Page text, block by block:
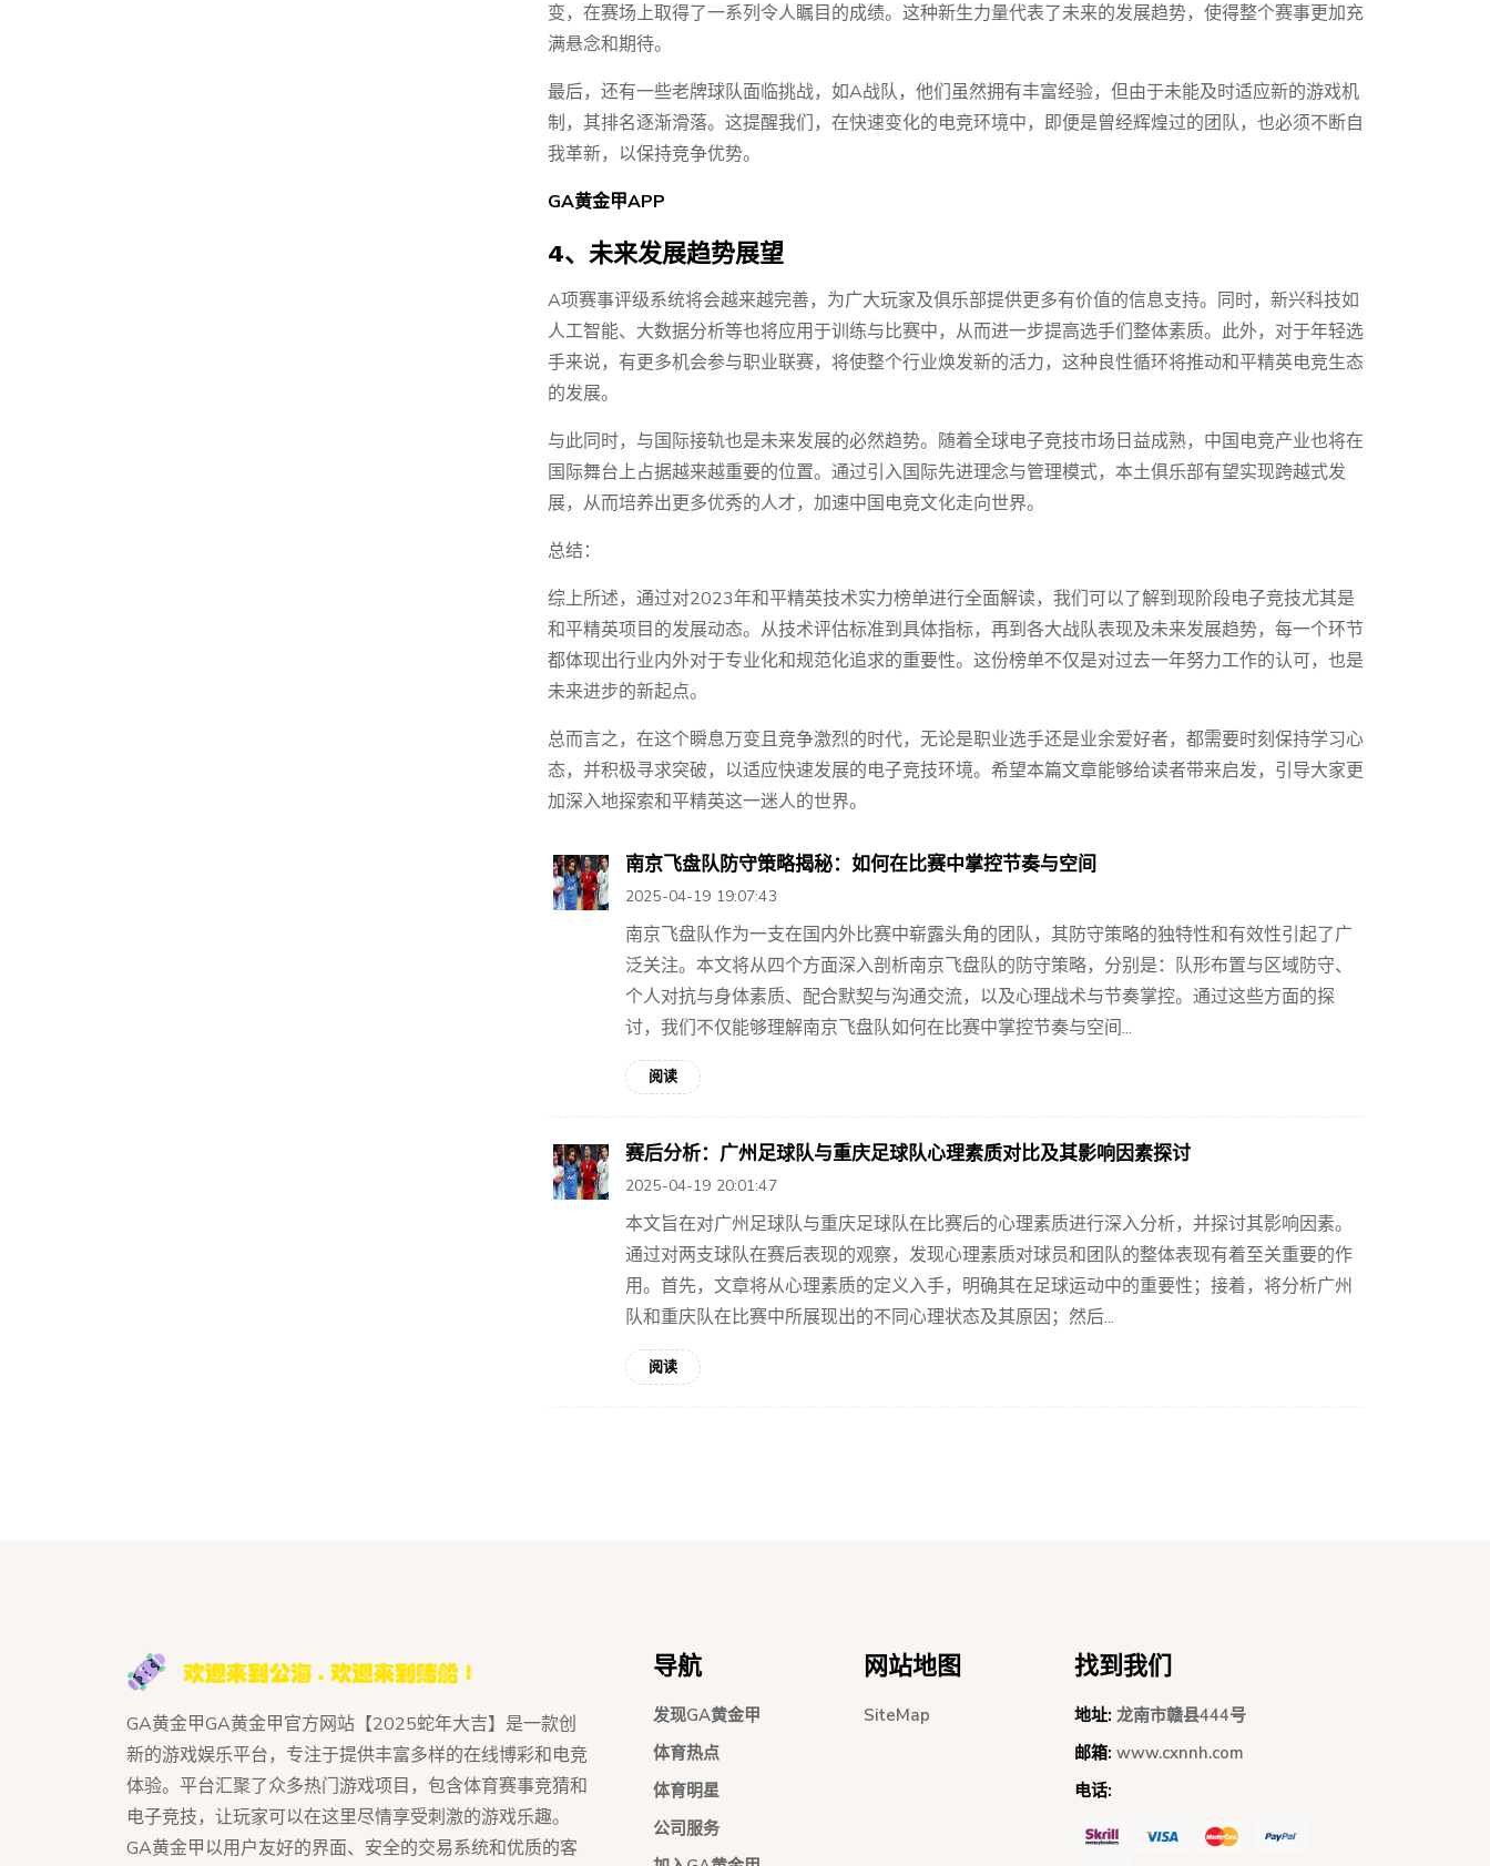
变，在赛场上取得了一系列令人瞩目的成绩。这种新生力量代表了未来的发展趋势，使得整个赛事更加充
满悬念和期待。
最后，还有一些老牌球队面临挑战，如A战队，他们虽然拥有丰富经验，但由于未能及时适应新的游戏机
制，其排名逐渐滑落。这提醒我们，在快速变化的电竞环境中，即便是曾经辉煌过的团队，也必须不断自
我革新，以保持竞争优势。
GA黄金甲APP
4、未来发展趋势展望
A项赛事评级系统将会越来越完善，为广大玩家及俱乐部提供更多有价值的信息支持。同时，新兴科技如
人工智能、大数据分析等也将应用于训练与比赛中，从而进一步提高选手们整体素质。此外，对于年轻选
手来说，有更多机会参与职业联赛，将使整个行业焕发新的活力，这种良性循环将推动和平精英电竞生态
的发展。
与此同时，与国际接轨也是未来发展的必然趋势。随着全球电子竞技市场日益成熟，中国电竞产业也将在
国际舞台上占据越来越重要的位置。通过引入国际先进理念与管理模式，本土俱乐部有望实现跨越式发
展，从而培养出更多优秀的人才，加速中国电竞文化走向世界。
总结：
综上所述，通过对2023年和平精英技术实力榜单进行全面解读，我们可以了解到现阶段电子竞技尤其是
和平精英项目的发展动态。从技术评估标准到具体指标，再到各大战队表现及未来发展趋势，每一个环节
都体现出行业内外对于专业化和规范化追求的重要性。这份榜单不仅是对过去一年努力工作的认可，也是
未来进步的新起点。
总而言之，在这个瞬息万变且竞争激烈的时代，无论是职业选手还是业余爱好者，都需要时刻保持学习心
态，并积极寻求突破，以适应快速发展的电子竞技环境。希望本篇文章能够给读者带来启发，引导大家更
加深入地探索和平精英这一迷人的世界。
南京飞盘队防守策略揭秘：如何在比赛中掌控节奏与空间
2025-04-19 19:07:43
南京飞盘队作为一支在国内外比赛中崭露头角的团队，其防守策略的独特性和有效性引起了广
泛关注。本文将从四个方面深入剖析南京飞盘队的防守策略，分别是：队形布置与区域防守、
个人对抗与身体素质、配合默契与沟通交流，以及心理战术与节奏掌控。通过这些方面的探
讨，我们不仅能够理解南京飞盘队如何在比赛中掌控节奏与空间...
阅读
赛后分析：广州足球队与重庆足球队心理素质对比及其影响因素探讨
2025-04-19 20:01:47
本文旨在对广州足球队与重庆足球队在比赛后的心理素质进行深入分析，并探讨其影响因素。
通过对两支球队在赛后表现的观察，发现心理素质对球员和团队的整体表现有着至关重要的作
用。首先，文章将从心理素质的定义入手，明确其在足球运动中的重要性；接着，将分析广州
队和重庆队在比赛中所展现出的不同心理状态及其原因；然后...
阅读
GA黄金甲GA黄金甲官方网站【2025蛇年大吉】是一款创
新的游戏娱乐平台，专注于提供丰富多样的在线博彩和电竞
体验。平台汇聚了众多热门游戏项目，包含体育赛事竞猜和
电子竞技，让玩家可以在这里尽情享受刺激的游戏乐趣。
GA黄金甲以用户友好的界面、安全的交易系统和优质的客
导航
发现GA黄金甲
体育热点
体育明星
公司服务
网站地图
SiteMap
找到我们
地址: 龙南市赣县444号
邮箱: www.cxnnh.com
电话: